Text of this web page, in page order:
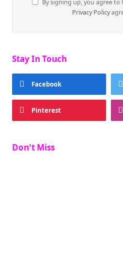
By signing up, you agree
Privacy Policy
Stay In Touch
Facebook
Pinterest
Don't Miss